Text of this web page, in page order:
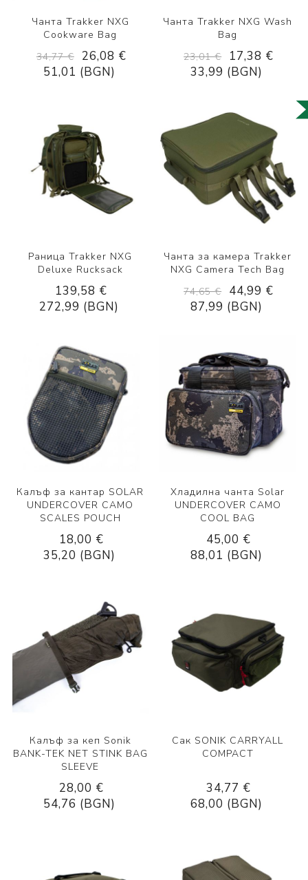
Чанта Trakker NXG
Cookware Bag
34,77 €
26,08 €
51,01 (BGN)
Чанта Trakker NXG Wash
Bag
23,01 €
17,38 €
33,99 (BGN)
Раница Trakker NXG
Deluxe Rucksack
139,58 €
272,99 (BGN)
Чанта за камера Trakker
NXG Camera Tech Bag
74,65 €
44,99 €
87,99 (BGN)
Калъф за кантар SOLAR
UNDERCOVER CAMO
SCALES POUCH
18,00 €
35,20 (BGN)
Хладилна чанта Solar
UNDERCOVER CAMO
COOL BAG
45,00 €
88,01 (BGN)
Калъф за кеп Sonik
BANK-TEK NET STINK BAG
SLEEVE
28,00 €
54,76 (BGN)
Сак SONIK CARRYALL
COMPACT
34,77 €
68,00 (BGN)